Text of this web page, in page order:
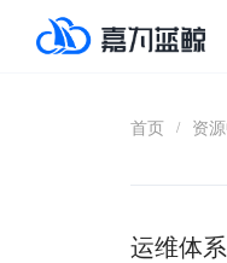
首页 / 资
运维体